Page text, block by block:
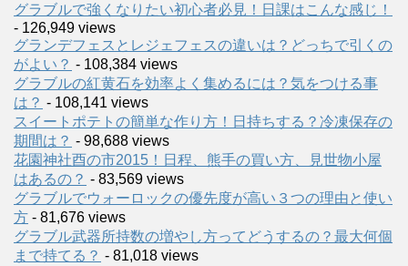
グラブルで強くなりたい初心者必見！日課はこんな感じ！
- 126,949 views
グランデフェスとレジェフェスの違いは？どっちで引くの
がよい？ - 108,384 views
グラブルの紅黄石を効率よく集めるには？気をつける事
は？ - 108,141 views
スイートポテトの簡単な作り方！日持ちする？冷凍保存の
期間は？ - 98,688 views
花園神社酉の市2015！日程、熊手の買い方、見世物小屋
はあるの？ - 83,569 views
グラブルでウォーロックの優先度が高い３つの理由と使い
方 - 81,676 views
グラブル武器所持数の増やし方ってどうするの？最大何個
まで持てる？ - 81,018 views